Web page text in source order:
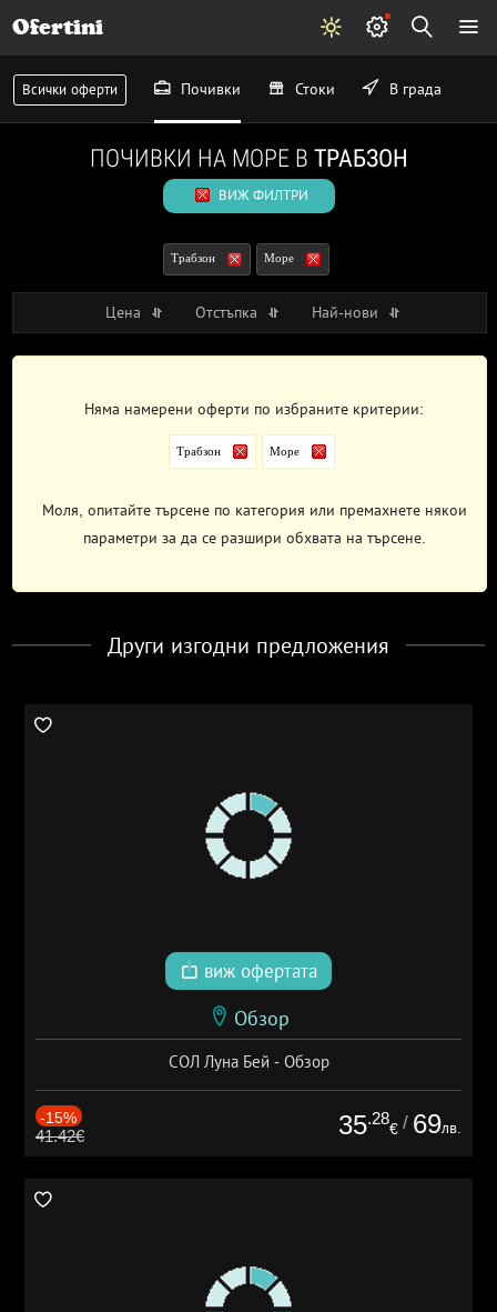
Ofertini
Всички оферти Почивки Стоки В града
ПОЧИВКИ НА МОРЕ В ТРАБЗОН
ВИЖ ФИЛТРИ
Трабзон Море
Цена Отстъпка Най-нови
Няма намерени оферти по избраните критерии:
Трабзон Море
Моля, опитайте търсене по категория или премахнете някои
параметри за да се разшири обхвата на търсене.
Други изгодни предложения
виж офертата
Обзор
СОЛ Луна Бей - Обзор
-15%
41.42€ 35.28
€ / 69лв.